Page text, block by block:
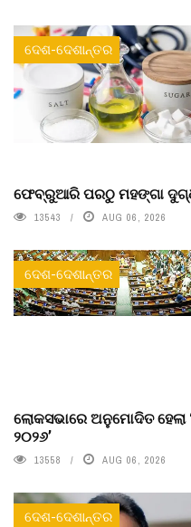
ଦେଶ-ଦେଶାନ୍ତର
ଫେବ୍ରୁଆରି ପରଠୁ ମହଙ୍ଗା
13543 AUG 06, 2026
ଦେଶ-ଦେଶାନ୍ତର
ଲୋକସଭାରେ ଅନୁମୋଦିତ ହେଲା
୨୦୨୬’
13558 AUG 06, 2026
ଦେଶ-ଦେଶାନ୍ତର